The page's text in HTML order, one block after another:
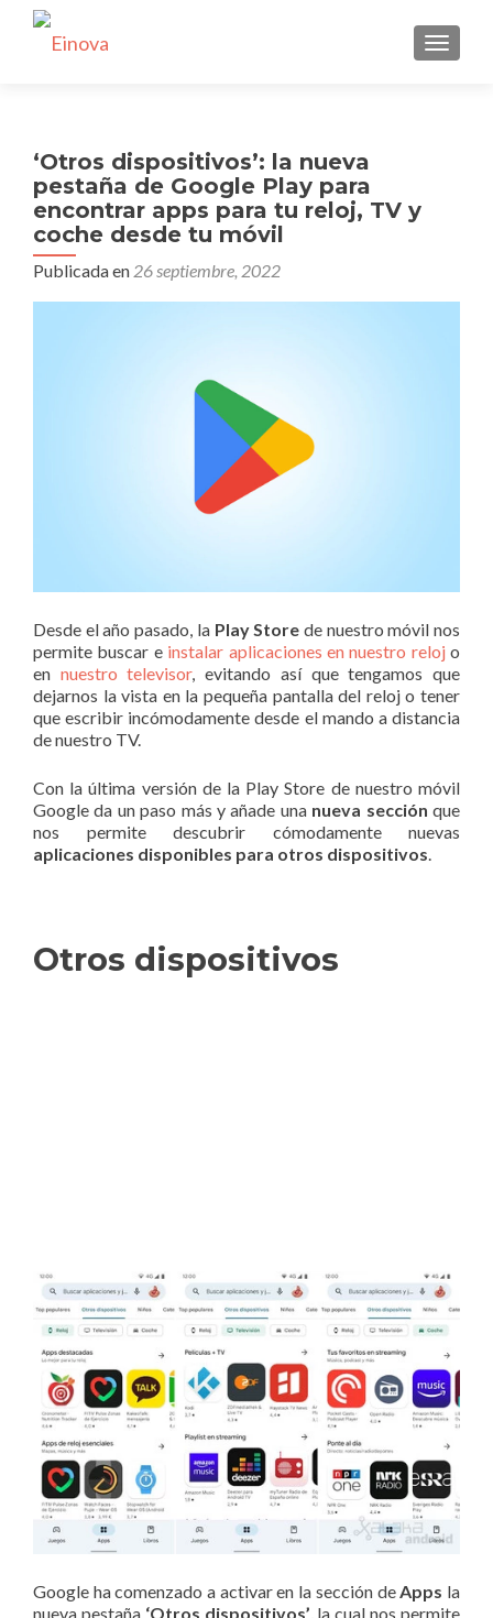
‘Otros dispositivos’: la nueva
pestaña de Google Play para
encontrar apps para tu reloj, TV y
coche desde tu móvil
Publicada en 26 septiembre, 2022
Desde el año pasado, la Play Store de nuestro móvil nos
permite buscar e instalar aplicaciones en nuestro relojo
en nuestro televisor, evitando así que tengamos que
dejarnos la vista en la pequeña pantalla del reloj o tener
que escribir incómodamente desde el mando a distancia
de nuestro TV.
Con la última versión de la Play Store de nuestro móvil
Google da un paso más y añade una nueva sección que
nos permite descubrir cómodamente nuevas
aplicaciones disponibles para otros dispositivos.
Otros dispositivos
Google ha comenzado a activar en la sección deApps la
nueva pestaña ‘Otros dispositivos’, la cual nos permite